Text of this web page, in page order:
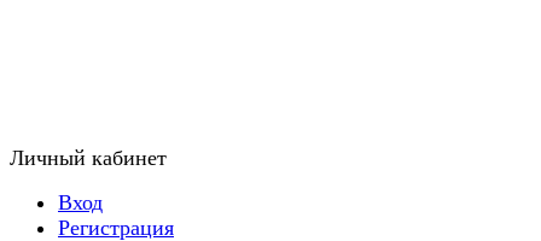
Личный кабинет
Вход
Регистрация